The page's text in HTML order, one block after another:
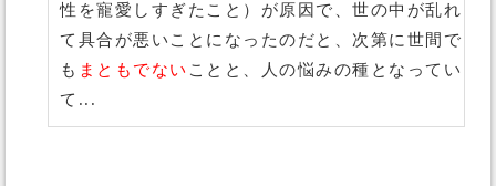
性を寵愛しすぎたこと）が原因で、世の中が乱れ
て具合が悪いことになったのだと、次第に世間で
も まともでない ことと、人の悩みの種となってい
て...